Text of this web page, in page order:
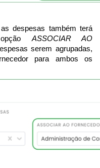
despesas também terá
ASSOCIAR AO
serem agrupadas,
para ambos os